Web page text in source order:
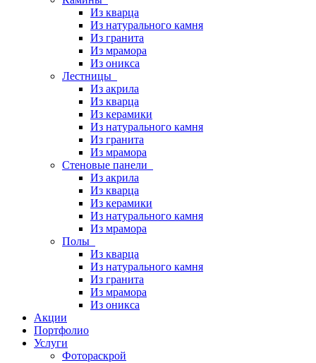
Из кварца
Из натурального камня
Из гранита
Из мрамора
Из оникса
Лестницы
Из акрила
Из кварца
Из керамики
Из натурального камня
Из гранита
Из мрамора
Стеновые панели
Из акрила
Из кварца
Из керамики
Из натурального камня
Из мрамора
Полы
Из кварца
Из натурального камня
Из гранита
Из мрамора
Из оникса
Акции
Портфолио
Услуги
Фотораскрой